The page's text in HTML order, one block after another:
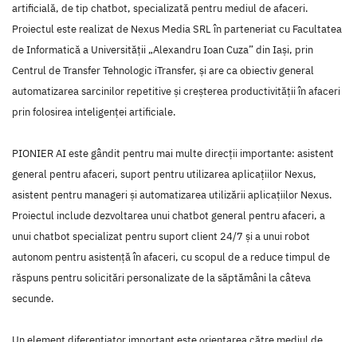
artificială, de tip chatbot, specializată pentru mediul de afaceri.
Proiectul este realizat de Nexus Media SRL în parteneriat cu Facultatea
de Informatică a Universității „Alexandru Ioan Cuza” din Iași, prin
Centrul de Transfer Tehnologic iTransfer, și are ca obiectiv general
automatizarea sarcinilor repetitive și creșterea productivității în afaceri
prin folosirea inteligenței artificiale.
PIONIER AI este gândit pentru mai multe direcții importante: asistent
general pentru afaceri, suport pentru utilizarea aplicațiilor Nexus,
asistent pentru manageri și automatizarea utilizării aplicațiilor Nexus.
Proiectul include dezvoltarea unui chatbot general pentru afaceri, a
unui chatbot specializat pentru suport client 24/7 și a unui robot
autonom pentru asistență în afaceri, cu scopul de a reduce timpul de
răspuns pentru solicitări personalizate de la săptămâni la câteva
secunde.